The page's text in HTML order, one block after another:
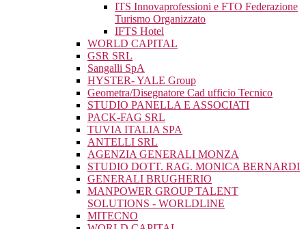
ITS Innovaprofessioni e FTO Federazione
Turismo Organizzato
IFTS Hotel
WORLD CAPITAL
GSR SRL
Sangalli SpA
HYSTER- YALE Group
Geometra/Disegnatore Cad ufficio Tecnico
STUDIO PANELLA E ASSOCIATI
PACK-FAG SRL
TUVIA ITALIA SPA
ANTELLI SRL
AGENZIA GENERALI MONZA
STUDIO DOTT. RAG. MONICA BERNARDI
GENERALI BRUGHERIO
MANPOWER GROUP TALENT
SOLUTIONS - WORLDLINE
MITECNO